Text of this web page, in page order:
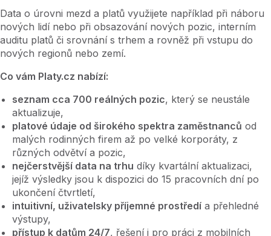
Data o úrovni mezd a platů využijete například při náboru
nových lidí nebo při obsazování nových pozic, interním
auditu platů či srovnání s trhem a rovněž při vstupu do
nových regionů nebo zemí.
Co vám Platy.cz nabízí:
seznam cca 700 reálných pozic, který se neustále
aktualizuje,
platové údaje od širokého spektra zaměstnanců od
malých rodinných firem až po velké korporáty, z
různých odvětví a pozic,
nejčerstvější data na trhu díky kvartální aktualizaci,
jejíž výsledky jsou k dispozici do 15 pracovních dní po
ukončení čtvrtletí,
intuitivní, uživatelsky příjemné prostředí a přehledné
výstupy,
přístup k datům 24/7, řešení i pro práci z mobilních